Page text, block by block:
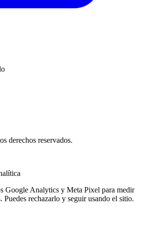
derechos reservados.
Google Analytics y Meta Pixel para medir
Puedes rechazarlo y seguir usando el sitio.